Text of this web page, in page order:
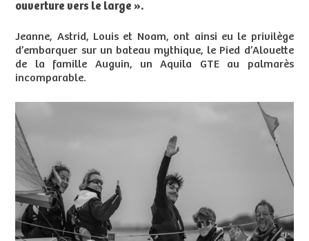
ouverture vers le large ».
Jeanne, Astrid, Louis et Noam, ont ainsi eu le privilège
d’embarquer sur un bateau mythique, le Pied d’Alouette
de la famille Auguin, un Aquila GTE au palmarès
incomparable.